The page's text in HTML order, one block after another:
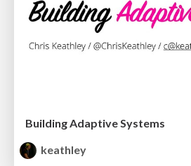
Building Adaptive Systems
keathley